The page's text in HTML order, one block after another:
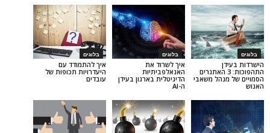
בלוגים
איך להתמודד עם
היעדרויות תכופות של
עובדים
בלוגים
איך לשרוד את
האנאלפביתיוּת
הדיגיטלית בארגון בעידן
3 האתגרים
משאבי